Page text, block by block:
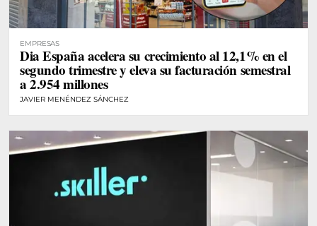
EMPRESAS
Dia España acelera su crecimiento al 12,1% en el
segundo trimestre y eleva su facturación semestral
a 2.954 millones
JAVIER MENÉNDEZ SÁNCHEZ